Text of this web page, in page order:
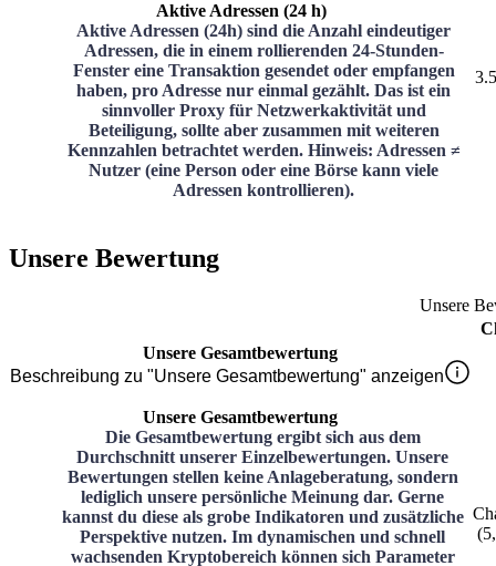
Aktive Adressen (24 h)
Aktive Adressen (24h) sind die Anzahl eindeutiger
Adressen, die in einem rollierenden 24-Stunden-
Fenster eine Transaktion gesendet oder empfangen
haben, pro Adresse nur einmal gezählt. Das ist ein
sinnvoller Proxy für Netzwerkaktivität und
Beteiligung, sollte aber zusammen mit weiteren
Kennzahlen betrachtet werden. Hinweis: Adressen ≠
Nutzer (eine Person oder eine Börse kann viele
Adressen kontrollieren).
Unsere Bewertung
Unsere
Unsere Gesamtbewertung
Beschreibung zu "Unsere Gesamtbewertung" anzeigen
Unsere Gesamtbewertung
Die Gesamtbewertung ergibt sich aus dem
Durchschnitt unserer Einzelbewertungen. Unsere
Bewertungen stellen keine Anlageberatung, sondern
lediglich unsere persönliche Meinung dar. Gerne
kannst du diese als grobe Indikatoren und zusätzliche
Perspektive nutzen. Im dynamischen und schnell
wachsenden Kryptobereich können sich Parameter
(